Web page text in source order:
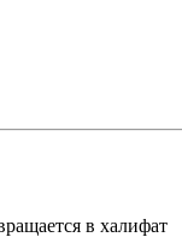
в халифат